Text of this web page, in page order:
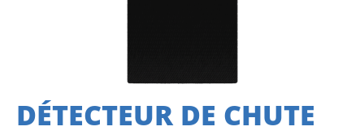
DÉTECTEUR DE CHUTE